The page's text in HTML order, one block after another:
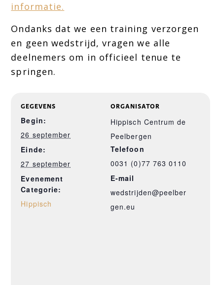
informatie.
Ondanks dat we een training verzorgen
en geen wedstrijd, vragen we alle
deelnemers om in officieel tenue te
springen.
GEGEVENS
Begin:
26 september
Einde:
27 september
Evenement
Categorie:
Hippisch
ORGANISATOR
Hippisch Centrum de
Peelbergen
Telefoon
0031 (0)77 763 0110
E-mail
wedstrijden@peelber
gen.eu